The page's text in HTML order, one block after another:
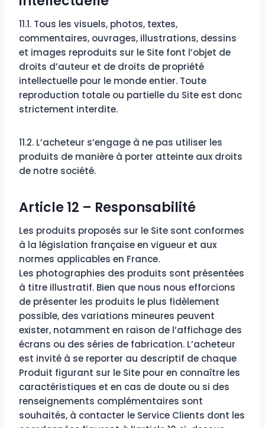
11.1. Tous les visuels, photos, textes,
commentaires, ouvrages, illustrations, dessins
et images reproduits sur le Site font l’objet de
droits d’auteur et de droits de propriété
intellectuelle pour le monde entier. Toute
reproduction totale ou partielle du Site est donc
strictement interdite.
11.2. L’acheteur s’engage à ne pas utiliser les
produits de manière à porter atteinte aux droits
de notre société.
Article 12 – Responsabilité
Les produits proposés sur le Site sont conformes
à la législation française en vigueur et aux
normes applicables en France.
Les photographies des produits sont présentées
à titre illustratif. Bien que nous nous efforcions
de présenter les produits le plus fidèlement
possible, des variations mineures peuvent
exister, notamment en raison de l’affichage des
écrans ou des séries de fabrication. L’acheteur
est invité à se reporter au descriptif de chaque
Produit figurant sur le Site pour en connaître les
caractéristiques et en cas de doute ou si des
renseignements complémentaires sont
souhaités, à contacter le Service Clients dont les